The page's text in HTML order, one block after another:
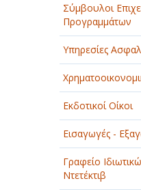
ΥΓΕΙΑ - ΙΑΤΡΟΙ
ΦΑΓΗΤΟ
Σύμβουλοι
Προγραμμάτων
Υπηρεσίες
Εκδοτικοί Οίκοι
Εισαγωγές -
Γραφείο
Ντετέκτιβ